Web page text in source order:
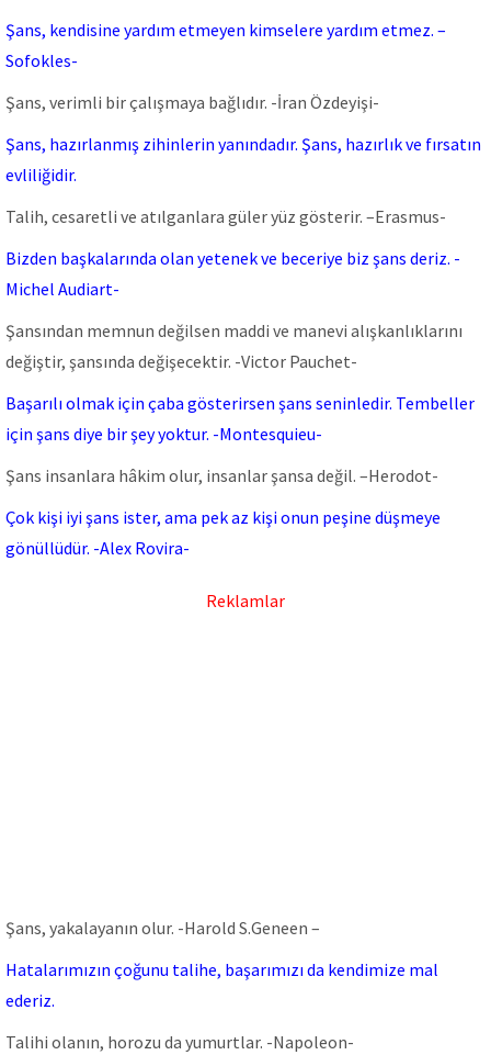
Şans, kendisine yardım etmeyen kimselere yardım etmez. –
Sofokles-
Şans, verimli bir çalışmaya bağlıdır. -İran Özdeyişi-
Şans, hazırlanmış zihinlerin yanındadır. Şans, hazırlık ve fırsatın
evliliğidir.
Talih, cesaretli ve atılganlara güler yüz gösterir. –Erasmus-
Bizden başkalarında olan yetenek ve beceriye biz şans deriz. -
Michel Audiart-
Şansından memnun değilsen maddi ve manevi alışkanlıklarını
değiştir, şansında değişecektir. -Victor Pauchet-
Başarılı olmak için çaba gösterirsen şans seninledir. Tembeller
için şans diye bir şey yoktur. -Montesquieu-
Şans insanlara hâkim olur, insanlar şansa değil. –Herodot-
Çok kişi iyi şans ister, ama pek az kişi onun peşine düşmeye
gönüllüdür. -Alex Rovira-
Reklamlar
Şans, yakalayanın olur. -Harold S.Geneen –
Hatalarımızın çoğunu talihe, başarımızı da kendimize mal
ederiz.
Talihi olanın, horozu da yumurtlar. -Napoleon-